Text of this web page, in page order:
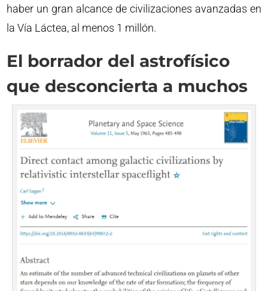
haber un gran alcance de civilizaciones avanzadas en
la Vía Láctea, al menos 1 millón.
El borrador del astrofísico
que desconcierta a muchos